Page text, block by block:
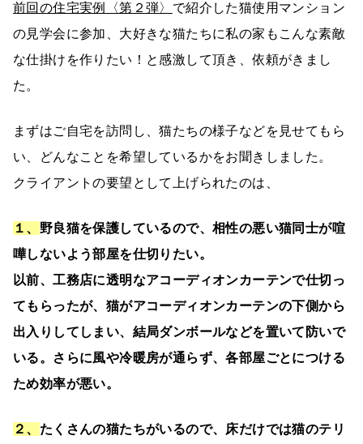
前回の住宅実例〈第２弾〉 で紹介した猫使用マンション
の見学会に参加、大好きな猫たちに私の家もこんな素敵
な仕掛けを作りたい！と感激して頂き、依頼がきまし
た。
まずはご自宅を訪問し、猫たちの様子などを見せてもら
い、どんなことを希望しているかをお聞きしました。
クライアントの要望として上げられたのは、
１、 野良猫を保護しているので、相性の悪い猫同士が喧
嘩しないよう部屋を仕切りたい。
以前、工務店に透明なアコーディオンカーテンで仕切っ
てもらったが、猫がアコーディオンカーテンの下側から
出入りしてしまい、結局ダンボールなどを置いて防いで
いる。さらに風や冷暖房が通らず、各部屋ごとにつける
ため効率が悪い。
２、 たくさんの猫たちがいるので、床だけでは猫のテリ